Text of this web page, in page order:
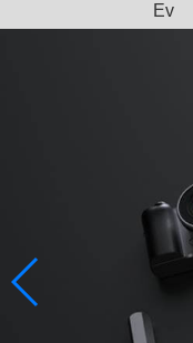
Ev